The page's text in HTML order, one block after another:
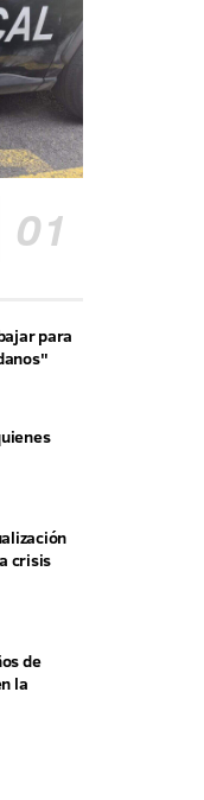
para
crisis
de
la